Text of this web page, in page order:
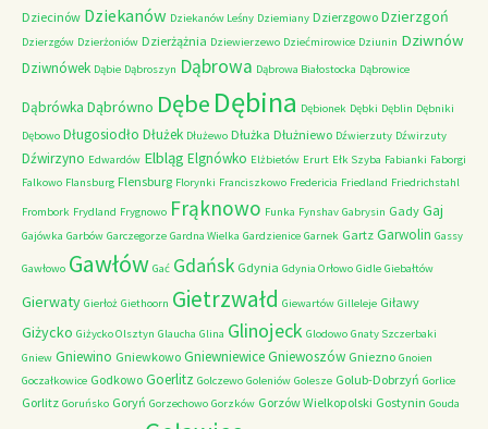
Dziecinów Dziekanów Dziekanów Leśny Dziemiany Dzierzgowo Dzierzgoń
Dzierzgów Dzierżoniów Dzierżążnia Dziewierzewo Dziećmirowice Dziunin Dziwnów
Dziwnówek Dąbie Dąbroszyn Dąbrowa Dąbrowa Białostocka Dąbrowice
Dąbrówka Dąbrówno Dębe Dębina Dębionek Dębki Dęblin Dębniki
Dębowo Długosiodło Dłużek Dłużewo Dłużka Dłużniewo Dźwierzuty Dźwirzuty
Dźwirzyno Edwardów Elbląg Elgnówko Elżbietów Erurt Ełk Szyba Fabianki Faborgi
Falkowo Flansburg Flensburg Florynki Franciszkowo Fredericia Friedland Friedrichstahl
Frombork Frydland Frygnowo Frąknowo Funka Fynshav Gabrysin Gady Gaj
Gajówka Garbów Garczegorze Gardna Wielka Gardzienice Garnek Gartz Garwolin Gassy
Gawłowo Gawłów Gać Gdańsk Gdynia Gdynia Orłowo Gidle Giebałtów
Gierwaty Gierłoż Giethoorn Gietrzwałd Giewartów Gilleleje Giławy
Giżycko Giżycko Olsztyn Glaucha Glina Glinojeck Glodowo Gnaty Szczerbaki
Gniew Gniewino Gniewkowo GniewniewiceGniewoszów Gniezno Gnoien
Goczałkowice Godkowo Goerlitz Golczewo Goleniów Golesze Golub-Dobrzyń Gorlice
Gorlitz Goruńsko Goryń Gorzechowo Gorzków Gorzów Wielkopolski Gostynin Gouda